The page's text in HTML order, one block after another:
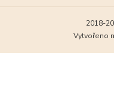
2018-
Vytvořeno